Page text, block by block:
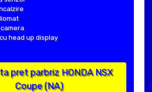
head up display
pret parbriz HONDA NSX
Coupe (NA)